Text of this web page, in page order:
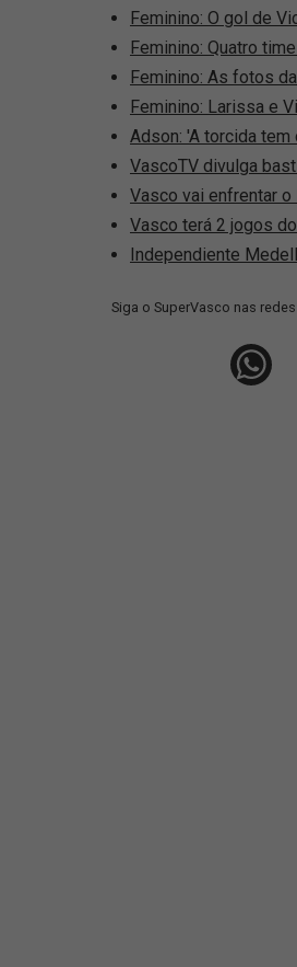
Feminino: O gol de
Feminino: Quatro
Feminino: As fotos
Feminino: Larissa e
Adson: 'A torcida
VascoTV divulga
Vasco vai enfrentar
Vasco terá 2 jogos
Independiente
Siga o SuperVasco nas